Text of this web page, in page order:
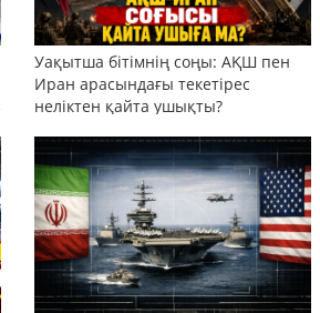
Уақытша бітімнің соңы: АҚШ пен
Иран арасындағы текетірес
неліктен қайта ушықты?